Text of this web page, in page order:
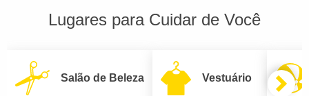
Lugares para Cuidar de Você
Salão de Beleza Vestuário